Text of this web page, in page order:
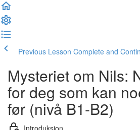
Previous Lesson Complete and
Mysteriet om Nils:
for deg som kan
før (nivå B1-B2)
Introduksjon